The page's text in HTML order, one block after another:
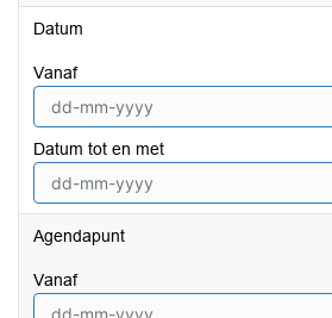
Datum
vanaf
Datum tot en met
Agendapunt
vanaf